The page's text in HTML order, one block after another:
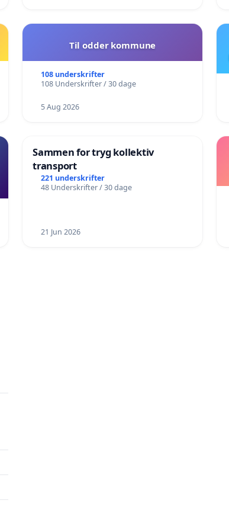
Til odder kommune
108 underskrifter
108 Underskrifter / 30 dage
5 Aug 2026
Sammen for tryg kollektiv
transport
221 underskrifter
48 Underskrifter / 30 dage
21 Jun 2026